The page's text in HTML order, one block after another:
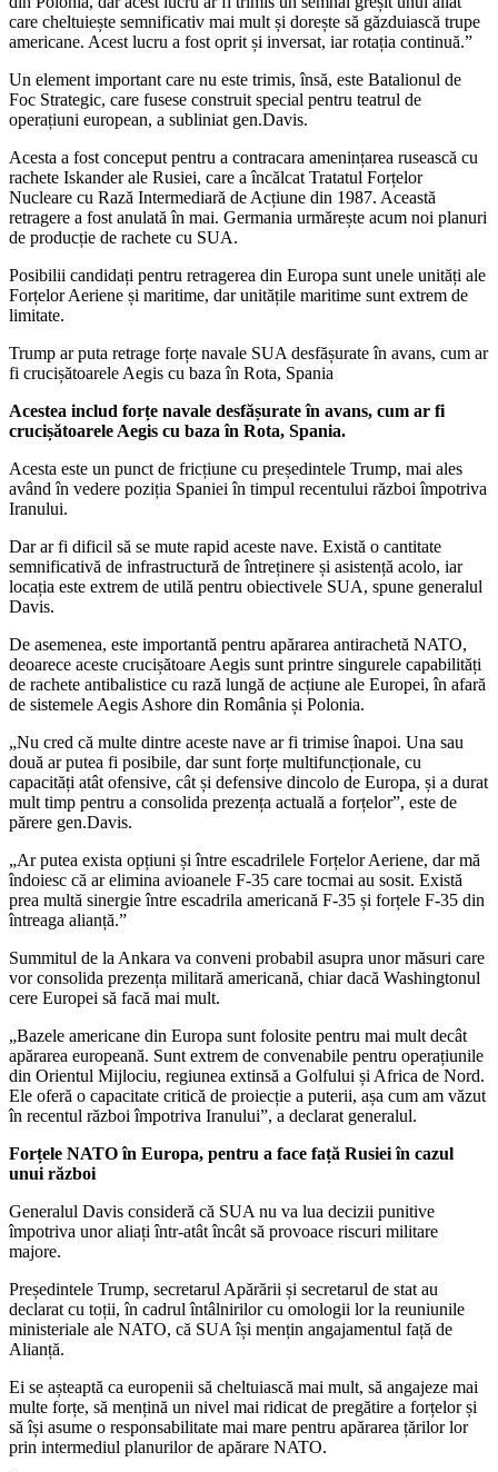
care cheltuiește semnificativ mai mult și dorește să găzduiască trupe
americane. Acest lucru a fost oprit și inversat, iar rotația continuă.”
Un element important care nu este trimis, însă, este Batalionul de
Foc Strategic, care fusese construit special pentru teatrul de
operațiuni european, a subliniat gen.Davis.
Acesta a fost conceput pentru a contracara amenințarea rusească cu
rachete Iskander ale Rusiei, care a încălcat Tratatul Forțelor
Nucleare cu Rază Intermediară de Acțiune din 1987. Această
retragere a fost anulată în mai. Germania urmărește acum noi planuri
de producție de rachete cu SUA.
Posibilii candidați pentru retragerea din Europa sunt unele unități ale
Forțelor Aeriene și maritime, dar unitățile maritime sunt extrem de
limitate.
Trump ar puta retrage forțe navale SUA desfășurate în avans, cum ar
fi crucișătoarele Aegis cu baza în Rota, Spania
Acestea includ forțe navale desfășurate în avans, cum ar fi
crucișătoarele Aegis cu baza în Rota, Spania.
Acesta este un punct de fricțiune cu președintele Trump, mai ales
având în vedere poziția Spaniei în timpul recentului război împotriva
Iranului.
Dar ar fi dificil să se mute rapid aceste nave. Există o cantitate
semnificativă de infrastructură de întreținere și asistență acolo, iar
locația este extrem de utilă pentru obiectivele SUA, spune generalul
Davis.
De asemenea, este importantă pentru apărarea antirachetă NATO,
deoarece aceste crucișătoare Aegis sunt printre singurele capabilități
de rachete antibalistice cu rază lungă de acțiune ale Europei, în afară
de sistemele Aegis Ashore din România și Polonia.
„Nu cred că multe dintre aceste nave ar fi trimise înapoi. Una sau
două ar putea fi posibile, dar sunt forțe multifuncționale, cu
capacități atât ofensive, cât și defensive dincolo de Europa, și a durat
mult timp pentru a consolida prezența actuală a forțelor”, este de
părere gen.Davis.
„Ar putea exista opțiuni și între escadrilele Forțelor Aeriene, dar mă
îndoiesc că ar elimina avioanele F-35 care tocmai au sosit. Există
prea multă sinergie între escadrila americană F-35 și forțele F-35 din
întreaga alianță.”
Summitul de la Ankara va conveni probabil asupra unor măsuri care
vor consolida prezența militară americană, chiar dacă Washingtonul
cere Europei să facă mai mult.
„Bazele americane din Europa sunt folosite pentru mai mult decât
apărarea europeană. Sunt extrem de convenabile pentru operațiunile
din Orientul Mijlociu, regiunea extinsă a Golfului și Africa de Nord.
Ele oferă o capacitate critică de proiecție a puterii, așa cum am văzut
în recentul război împotriva Iranului”, a declarat generalul.
Forțele NATO în Europa, pentru a face față Rusiei în cazul
unui război
Generalul Davis consideră că SUA nu va lua decizii punitive
împotriva unor aliați într-atât încât să provoace riscuri militare
majore.
Președintele Trump, secretarul Apărării și secretarul de stat au
declarat cu toții, în cadrul întâlnirilor cu omologii lor la reuniunile
ministeriale ale NATO, că SUA își mențin angajamentul față de
Alianță.
Ei se așteaptă ca europenii să cheltuiască mai mult, să angajeze mai
multe forțe, să mențină un nivel mai ridicat de pregătire a forțelor și
să își asume o responsabilitate mai mare pentru apărarea țărilor lor
prin intermediul planurilor de apărare NATO.